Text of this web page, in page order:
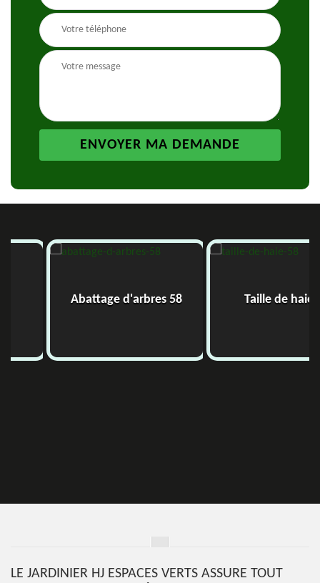
Abattage d'arbres 58 Taille de haie
LE JARDINIER HJ ESPACES VERTS ASSURE TOUT